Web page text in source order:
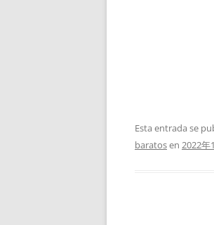
Esta entrada se
baratosen 2022年